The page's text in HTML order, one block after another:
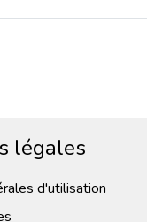
légales
d'utilisation